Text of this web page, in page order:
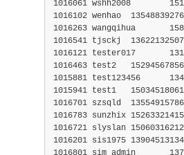
1016061	wshh2008
1016102	wenhao
1016263	wangqihua
1016541	tjsckj
1016121	tester017
1016463	test2
1015881	test123456
1015941	test1
1016701	szsqld
1016783	sunzhix
1016721	slyslan
1016201	sis1975
1016801	sim_admin